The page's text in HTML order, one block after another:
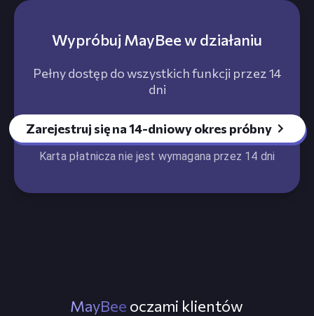
Wypróbuj MayBee w działaniu
Pełny dostęp do wszystkich funkcji przez 14
dni
Zarejestruj się na 14-dniowy okres próbny
Karta płatnicza nie jest wymagana przez 14 dni
MayBee oczami klientów